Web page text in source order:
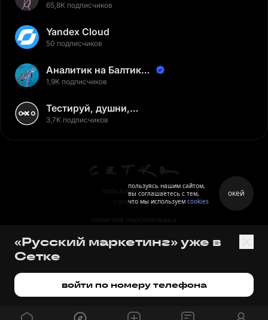
65,8K подписчиков
Yandex Cloud
50 подписчиков
Аналитик на Балтике |
Неверов Станислав
1,9K подписчиков
Тестируй, душни,
наслаждайся
3,7K подписчиков
пользовательское
соглашение
политика персональных
правила
«Русский маркетинг» уже в
Сетке
войти по номеру телефона
пользуясь нашим сайтом,
вы соглашаетесь с тем,
что мы используем cookies
окей